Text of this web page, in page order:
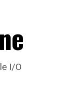
I/O